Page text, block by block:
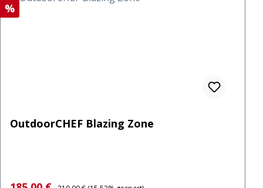
Rabatt
%
OutdoorCHEF Blazing Zone
Regulärer Preis: